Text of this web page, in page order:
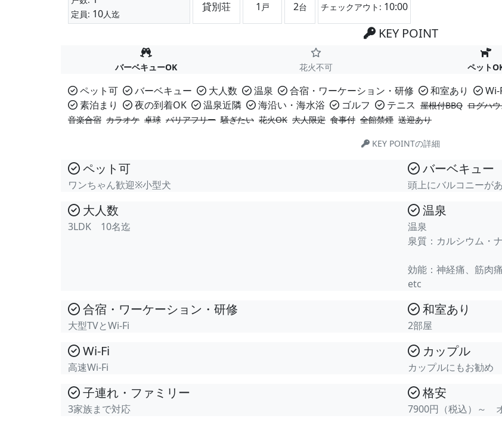
定員: 10人迄
貸別荘 1 戸 2台 チェックアウト: 10:00
KEY POINT
バーベキューOK 花火不可 ペット
ペット可 バーベキュー 大人数 温泉 合宿・ワーケーション・研修 和室あり Wi-
素泊まり
夜の到着OK 温泉近隣 海沿い・海水浴 ゴルフ テニス 屋根付BBQ ログハ
音楽合宿 カラオケ 卓球 バリアフリー 騒ぎたい 花火OK 大人限定 食事付 全館禁煙 送迎あり
KEY POINTの詳細
ペット可
ワンちゃん歓迎※小型犬
バーベキュー
頭上にバルコニーが
大人数
3LDK 10名迄
温泉
温泉
泉質：カルシウム・
効能：神経痛、筋肉
etc
合宿・ワーケーション・研修
大型TVとWi-Fi
和室あり
2部屋
Wi-Fi
高速Wi-Fi
カップル
カップルにもお勧め
子連れ・ファミリー
3家族まで対応
格安
7900円（税込）～